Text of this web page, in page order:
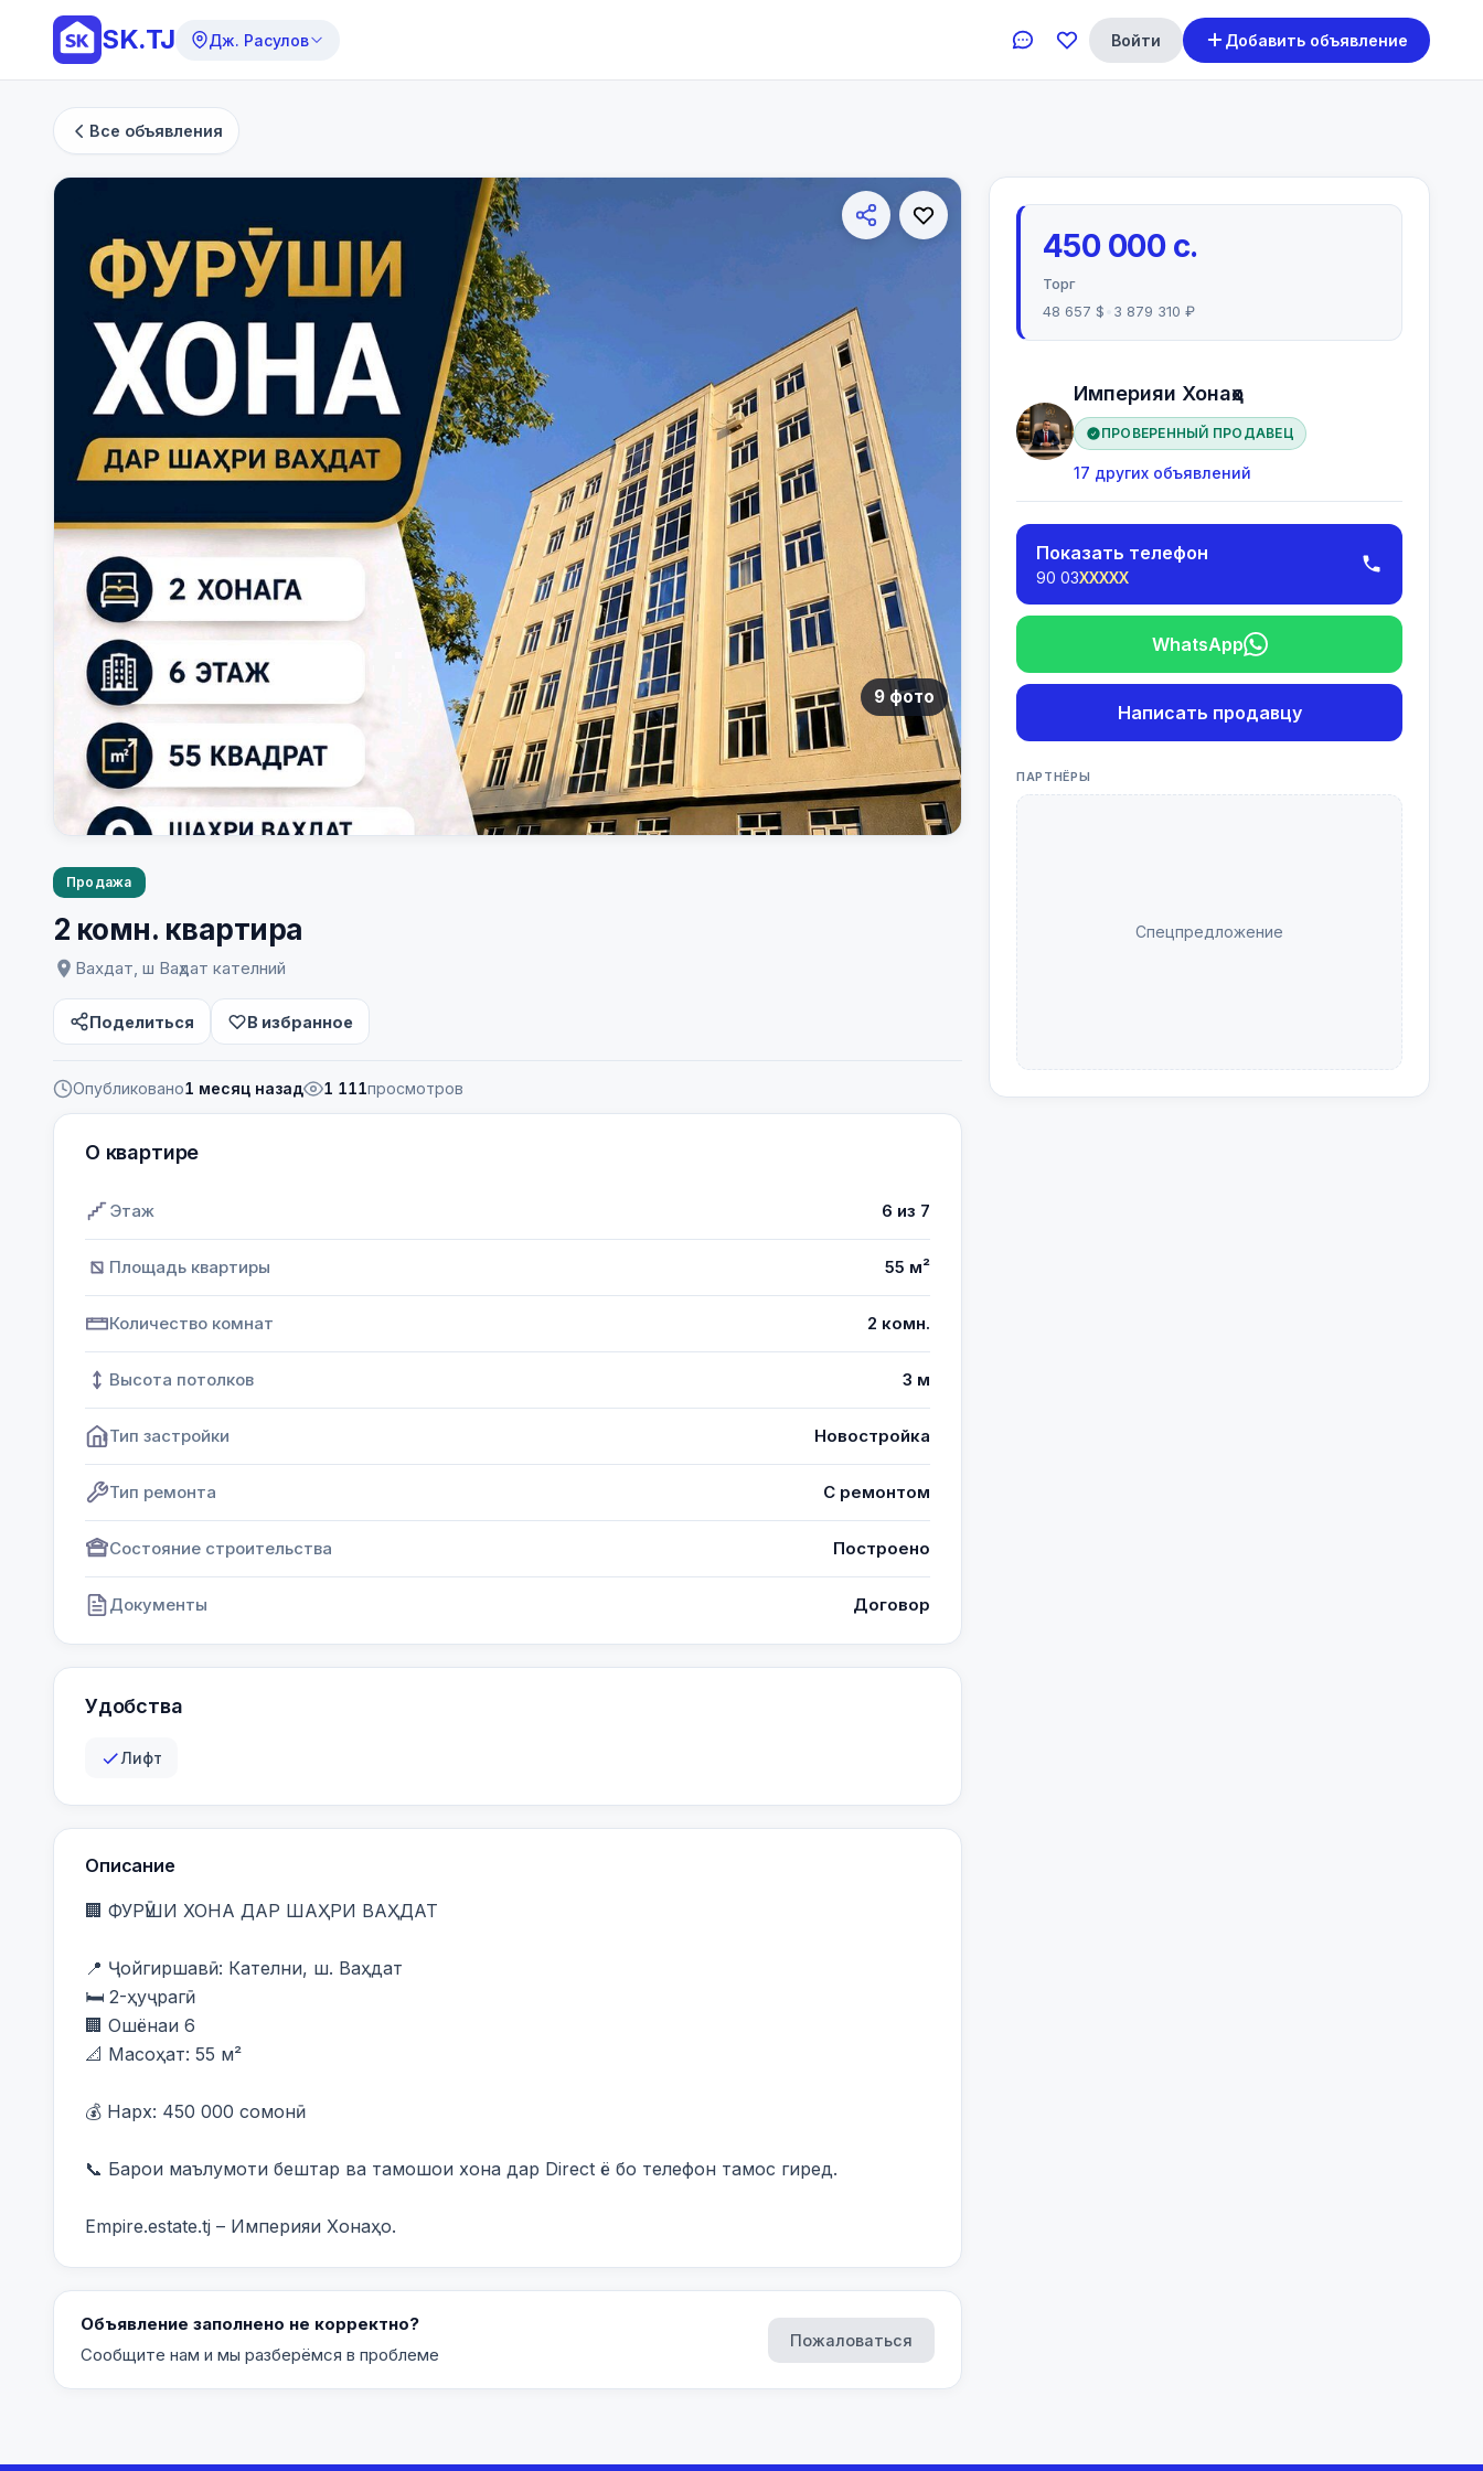
SK.TJ Дж. Расулов Войти Добавить объявление
Все объявления
9 фото
Продажа
2 комн. квартира
Вахдат, ш Ваҳдат кателний
Поделиться В избранное
Опубликовано1 месяц назад 1 111просмотров
О квартире
Этаж 6 из 7
Площадь квартиры 55 м²
Количество комнат 2 комн.
Высота потолков 3 м
Тип застройки Новостройка
Тип ремонта С ремонтом
Состояние строительства Построено
Документы Договор
Удобства
Лифт
Описание
🏢 ФУРӮШИ ХОНА ДАР ШАҲРИ ВАҲДАТ
📍 Ҷойгиршавӣ: Кателни, ш. Ваҳдат
🛏️ 2-ҳуҷрагӣ
🏢 Ошёнаи 6
📐 Масоҳат: 55 м²
💰 Нарх: 450 000 сомонӣ
📞 Барои маълумоти бештар ва тамошои хона дар Direct ё бо телефон тамос гиред.
Empire.estate.tj – Империяи Хонаҳо.
Объявление заполнено не корректно?
Сообщите нам и мы разберёмся в проблеме
Пожаловаться
450 000 с.
Торг
48 657 $
3 879 310 ₽
Империяи Хонаҳо
ПРОВЕРЕННЫЙ ПРОДАВЕЦ
17 других объявлений
Показать телефон
90 03XXXXX
WhatsApp
Написать продавцу
ПАРТНЁРЫ
Спецпредложение